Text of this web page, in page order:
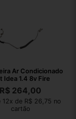
Ar Condicionado
Idea 1.4 8v Fire
R$ 264,00
12x de R$ 26,75 no
cartão